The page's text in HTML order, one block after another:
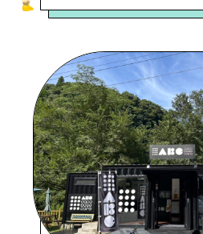
#定食
#車椅子
#歴史